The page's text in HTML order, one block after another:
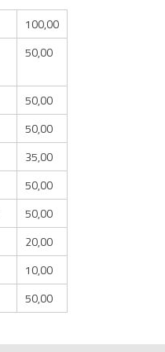
100,00
50,00
50,00
50,00
35,00
50,00
50,00
20,00
10,00
50,00